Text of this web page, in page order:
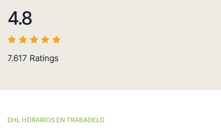
4.8
7.617 Ratings
DHL HORARIOS EN TRABADELO